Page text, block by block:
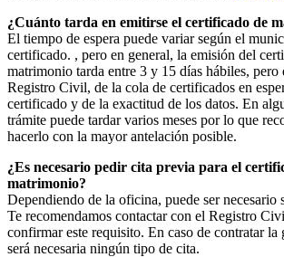
¿Cuánto tarda en emitirse el certificado de
El tiempo de espera puede variar según el
certificado. , pero en general, la emisión del
matrimonio tarda entre 3 y 15 días hábiles, pero
Registro Civil, de la cola de certificados en
certificado y de la exactitud de los datos. En
trámite puede tardar varios meses por lo que
hacerlo con la mayor antelación posible.
¿Es necesario pedir cita previa para el
matrimonio?
Dependiendo de la oficina, puede ser necesario
Te recomendamos contactar con el Registro
confirmar este requisito. En caso de contratar la
será necesaria ningún tipo de cita.